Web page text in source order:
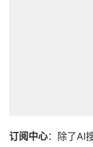
订阅中心：除了AI